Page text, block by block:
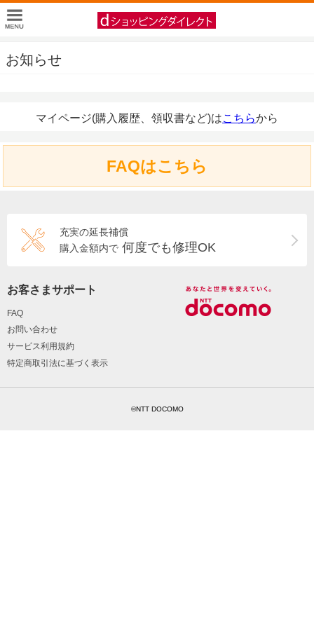
お知らせ
マイページ(購入履歴、領収書など)はこちらから
FAQはこちら
充実の延長補償
購入金額内で 何度でも修理OK
お客さまサポート
FAQ
お問い合わせ
サービス利用規約
特定商取引法に基づく表示
©NTT DOCOMO